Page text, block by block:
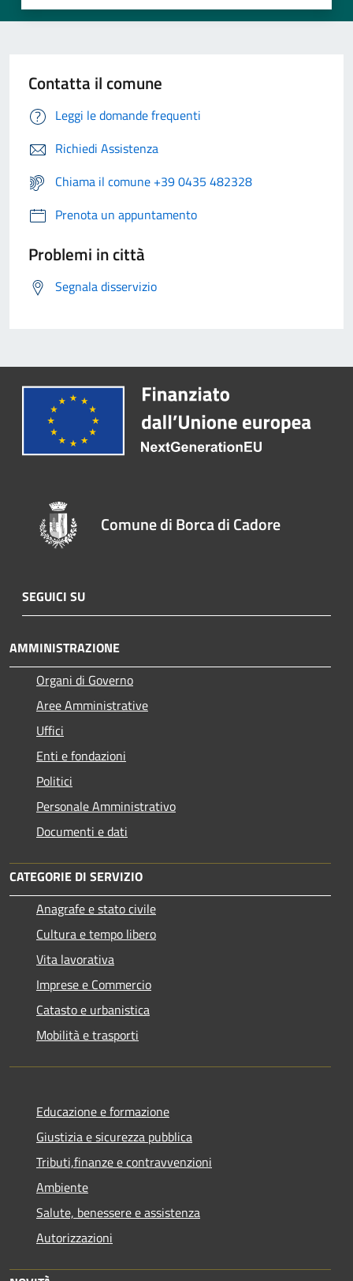
Contatta il comune
Leggi le domande frequenti
Richiedi Assistenza
Chiama il comune +39 0435 482328
Prenota un appuntamento
Problemi in città
Segnala disservizio
Comune di Borca di Cadore
SEGUICI SU
AMMINISTRAZIONE
Organi di Governo
Aree Amministrative
Uffici
Enti e fondazioni
Politici
Personale Amministrativo
Documenti e dati
CATEGORIE DI SERVIZIO
Anagrafe e stato civile
Cultura e tempo libero
Vita lavorativa
Imprese e Commercio
Catasto e urbanistica
Mobilità e trasporti
Educazione e formazione
Giustizia e sicurezza pubblica
Tributi,finanze e contravvenzioni
Ambiente
Salute, benessere e assistenza
Autorizzazioni